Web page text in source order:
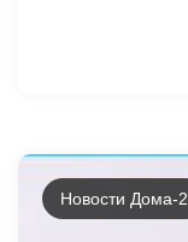
Новости Дома-2